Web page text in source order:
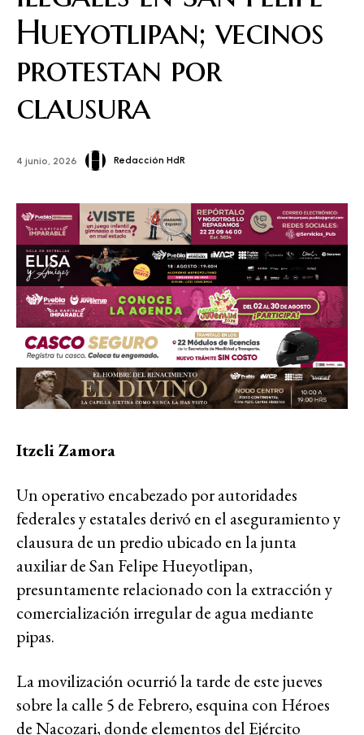
Hueyotlipan; vecinos
protestan por
clausura
4 junio, 2026 Redacción HdR
Itzeli Zamora
Un operativo encabezado por autoridades
federales y estatales derivó en el aseguramiento y
clausura de un predio ubicado en la junta
auxiliar de San Felipe Hueyotlipan,
presuntamente relacionado con la extracción y
comercialización irregular de agua mediante
pipas.
La movilización ocurrió la tarde de este jueves
sobre la calle 5 de Febrero, esquina con Héroes
de Nacozari, donde elementos del Ejército